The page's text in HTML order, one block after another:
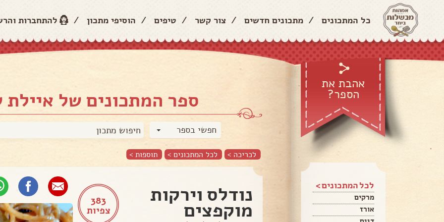
כל המתכונים / מתכונים חדשים / צור קשר / טיפים / הוסיפי מתכון / להתחברות
אהבת את
הספר?
לכל המתכונים >
מרקים
אורז
ספר המתכונים של
חפשי בספר
לכריכה > לכל המתכונים > תוספות >
383
צפיות
נודלס וירקות
מוקפצים